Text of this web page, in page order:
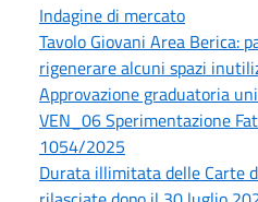
Indagine di mercato
Tavolo Giovani Area Berica:
rigenerare alcuni spazi
Approvazione graduatoria
VEN_06 Sperimentazione
1054/2025
Durata illimitata delle Carte